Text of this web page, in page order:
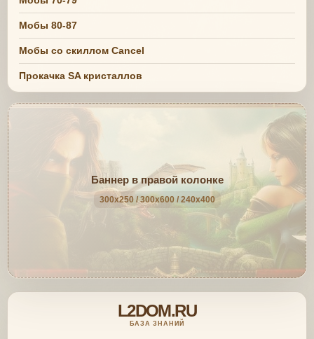
Мобы 80-87
Мобы со скиллом Cancel
Прокачка SA кристаллов
Баннер в правой колонке
300x250 / 300x600 / 240x400
L2DOM.RU
БАЗА ЗНАНИЙ